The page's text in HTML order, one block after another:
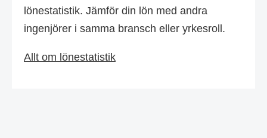
lönestatistik. Jämför din lön med andra
ingenjörer i samma bransch eller yrkesroll.
Allt om lönestatistik